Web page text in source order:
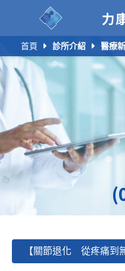
力
首頁 診所介紹 醫療